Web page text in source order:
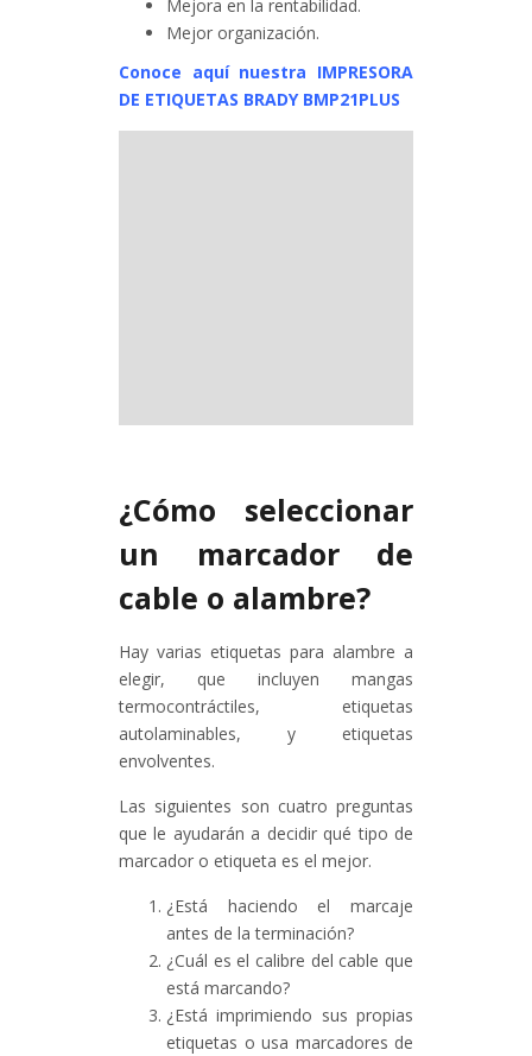
Mejora en la rentabilidad.
Mejor organización.
Conoce aquí nuestra IMPRESORA
DE ETIQUETAS BRADY BMP21PLUS
¿Cómo seleccionar
un marcador de
cable o alambre?
Hay varias etiquetas para alambre a
elegir, que incluyen mangas
termocontráctiles, etiquetas
autolaminables, y etiquetas
envolventes.
Las siguientes son cuatro preguntas
que le ayudarán a decidir qué tipo de
marcador o etiqueta es el mejor.
¿Está haciendo el marcaje
antes de la terminación?
¿Cuál es el calibre del cable que
está marcando?
¿Está imprimiendo sus propias
etiquetas o usa marcadores de